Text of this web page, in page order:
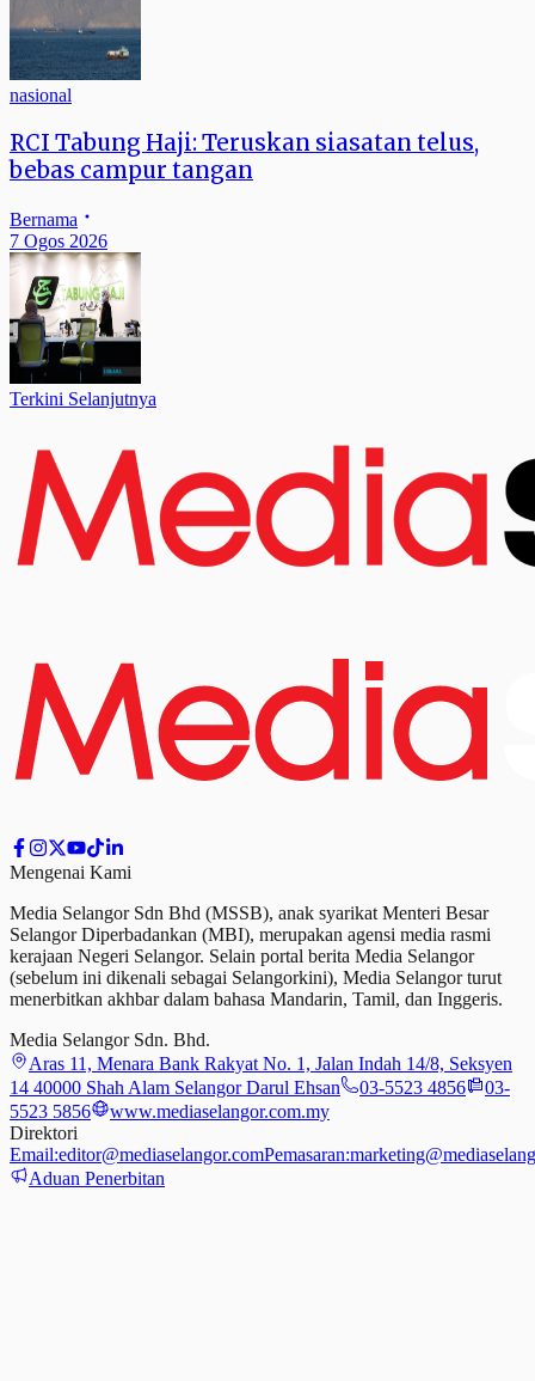
nasional
RCI Tabung Haji: Teruskan siasatan telus,
bebas campur tangan
Bernama
7 Ogos 2026
Terkini Selanjutnya
Mengenai Kami
Media Selangor Sdn Bhd (MSSB), anak syarikat Menteri Besar
Selangor Diperbadankan (MBI), merupakan agensi media rasmi
kerajaan Negeri Selangor. Selain portal berita Media Selangor
(sebelum ini dikenali sebagai Selangorkini), Media Selangor turut
menerbitkan akhbar dalam bahasa Mandarin, Tamil, dan Inggeris.
Media Selangor Sdn. Bhd.
Aras 11, Menara Bank Rakyat No. 1, Jalan Indah 14/8, Seksyen
14 40000 Shah Alam Selangor Darul Ehsan
03-5523 4856
03-
5523 5856
www.mediaselangor.com.my
Direktori
Email:editor@mediaselangor.comPemasaran:
Aduan Penerbitan